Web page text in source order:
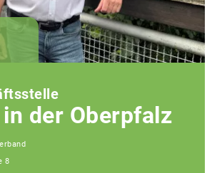
der Oberpfalz
8